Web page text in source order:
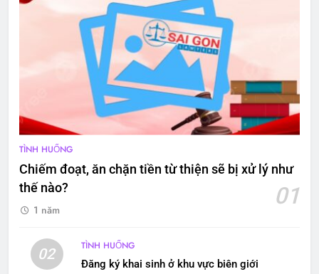
TÌNH HUỐNG
Chiếm đoạt, ăn chặn tiền từ thiện sẽ bị xử lý như
thế nào?
01
1 năm
02
TÌNH HUỐNG
Đăng ký khai sinh ở khu vực biên giới